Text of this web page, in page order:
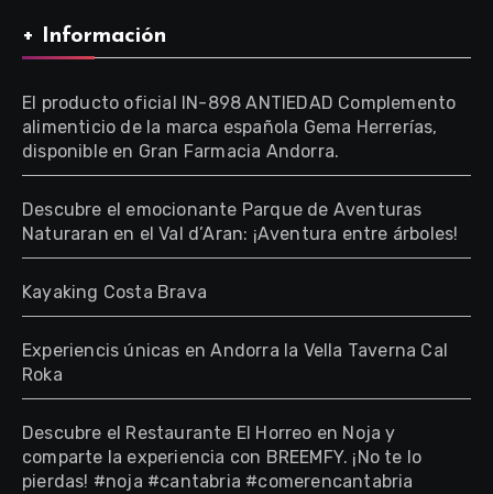
+ Información
El producto oficial IN-898 ANTIEDAD Complemento
alimenticio de la marca española Gema Herrerías,
disponible en Gran Farmacia Andorra.
Descubre el emocionante Parque de Aventuras
Naturaran en el Val d’Aran: ¡Aventura entre árboles!
Kayaking Costa Brava
Experiencis únicas en Andorra la Vella Taverna Cal
Roka
Descubre el Restaurante El Horreo en Noja y
comparte la experiencia con BREEMFY. ¡No te lo
pierdas! #noja #cantabria #comerencantabria